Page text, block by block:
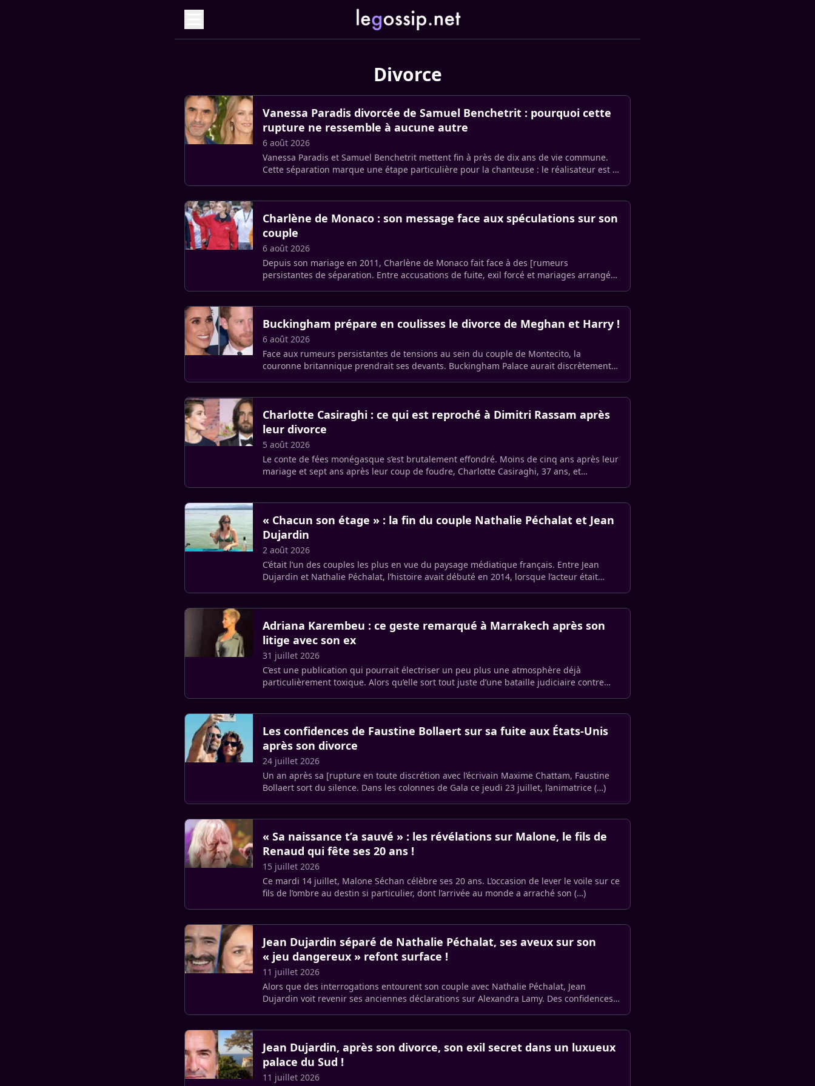
Divorce
Vanessa Paradis divorcée de Samuel Benchetrit : pourquoi cette
rupture ne ressemble à aucune autre
6 août 2026
Vanessa Paradis et Samuel Benchetrit mettent fin à près de dix ans de vie commune.
Cette séparation marque une étape particulière pour la chanteuse : le réalisateur est le
Charlène de Monaco : son message face aux spéculations sur son
couple
6 août 2026
Depuis son mariage en 2011, Charlène de Monaco fait face à des [rumeurs
persistantes de séparation. Entre accusations de fuite, exil forcé et mariages arrangés,
Buckingham prépare en coulisses le divorce de Meghan et Harry !
6 août 2026
Face aux rumeurs persistantes de tensions au sein du couple de Montecito, la
couronne britannique prendrait ses devants. Buckingham Palace aurait discrètement
Charlotte Casiraghi : ce qui est reproché à Dimitri Rassam après
leur divorce
5 août 2026
Le conte de fées monégasque s’est brutalement effondré. Moins de cinq ans après leur
mariage et sept ans après leur coup de foudre, Charlotte Casiraghi, 37 ans, et
« Chacun son étage » : la fin du couple Nathalie Péchalat et Jean
Dujardin
2 août 2026
C’était l’un des couples les plus en vue du paysage médiatique français. Entre Jean
Dujardin et Nathalie Péchalat, l’histoire avait débuté en 2014, lorsque l’acteur était
Adriana Karembeu : ce geste remarqué à Marrakech après son
litige avec son ex
31 juillet 2026
C’est une publication qui pourrait électriser un peu plus une atmosphère déjà
particulièrement toxique. Alors qu’elle sort tout juste d’une bataille judiciaire contre
Les confidences de Faustine Bollaert sur sa fuite aux États-Unis
après son divorce
24 juillet 2026
Un an après sa [rupture en toute discrétion avec l’écrivain Maxime Chattam, Faustine
Bollaert sort du silence. Dans les colonnes de Gala ce jeudi 23 juillet, l’animatrice (…)
« Sa naissance t’a sauvé » : les révélations sur Malone, le fils de
Renaud qui fête ses 20 ans !
15 juillet 2026
Ce mardi 14 juillet, Malone Séchan célèbre ses 20 ans. L’occasion de lever le voile sur ce
fils de l’ombre au destin si particulier, dont l’arrivée au monde a arraché son (…)
Jean Dujardin séparé de Nathalie Péchalat, ses aveux sur son
« jeu dangereux » refont surface !
11 juillet 2026
Alors que des interrogations entourent son couple avec Nathalie Péchalat, Jean
Dujardin voit revenir ses anciennes déclarations sur Alexandra Lamy. Des confidences
Jean Dujardin, après son divorce, son exil secret dans un luxueux
palace du Sud !
11 juillet 2026